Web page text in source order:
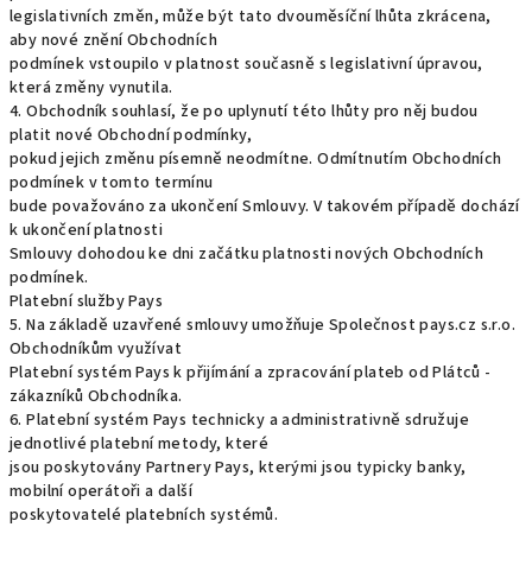
legislativních změn, může být tato dvouměsíční lhůta zkrácena,
aby nové znění Obchodních
podmínek vstoupilo v platnost současně s legislativní úpravou,
která změny vynutila.
4. Obchodník souhlasí, že po uplynutí této lhůty pro něj budou
platit nové Obchodní podmínky,
pokud jejich změnu písemně neodmítne. Odmítnutím Obchodních
podmínek v tomto termínu
bude považováno za ukončení Smlouvy. V takovém případě dochází
k ukončení platnosti
Smlouvy dohodou ke dni začátku platnosti nových Obchodních
podmínek.
Platební služby Pays
5. Na základě uzavřené smlouvy umožňuje Společnost pays.cz s.r.o.
Obchodníkům využívat
Platební systém Pays k přijímání a zpracování plateb od Plátců -
zákazníků Obchodníka.
6. Platební systém Pays technicky a administrativně sdružuje
jednotlivé platební metody, které
jsou poskytovány Partnery Pays, kterými jsou typicky banky,
mobilní operátoři a další
poskytovatelé platebních systémů.